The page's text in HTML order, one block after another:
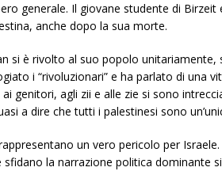
generale. Il giovane studente di
anche dopo la sua morte.
si è rivolto al suo popolo unitariamente,
i “rivoluzionari” e ha parlato di una
genitori, agli zii e alle zie si sono
a dire che tutti i palestinesi sono
un vero pericolo per
la narrazione politica dominante